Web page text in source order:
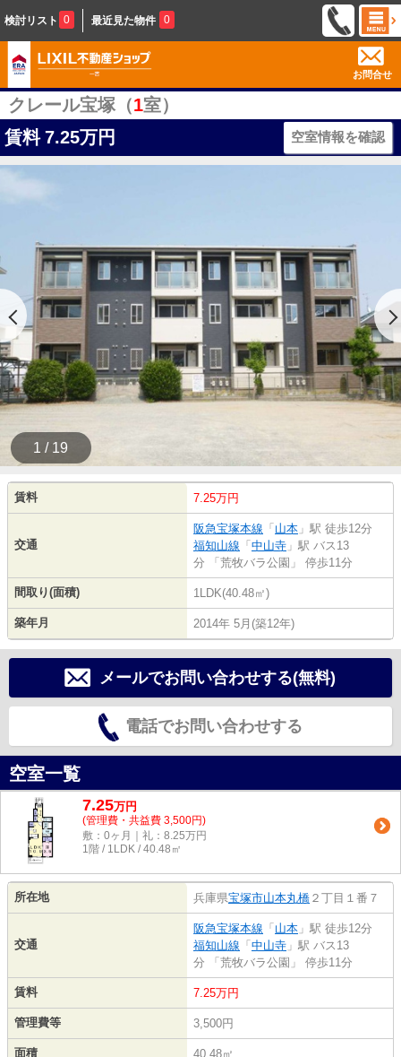
検討リスト 0 最近見た物件 0
お問合せ
クレール宝塚（1室）
賃料 7.25万円 空室情報を確認
1 / 19
賃料 7.25万円
交通
阪急宝塚本線 「 山本 」駅 徒歩12分
福知山線 「 中山寺 」駅 バス13
分 「荒牧バラ公園」 停歩11分
間取り(面積) 1LDK(40.48㎡)
築年月 2014年 5月(築12年)
メールでお問い合わせする(無料)
電話でお問い合わせする
空室一覧
7.25万円
(管理費・共益費 3,500円)
敷：0ヶ月｜礼：8.25万円
1階 / 1LDK / 40.48㎡
所在地 兵庫県宝塚市山本丸橋 ２丁目１番７
交通
阪急宝塚本線 「 山本 」駅 徒歩12分
福知山線 「 中山寺 」駅 バス13
分 「荒牧バラ公園」 停歩11分
賃料 7.25万円
管理費等 3,500円
面積 40.48㎡